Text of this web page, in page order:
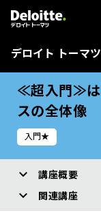
デロイト トーマ
≪超入門≫は
スの全体像
入門★
講座概要
関連講座